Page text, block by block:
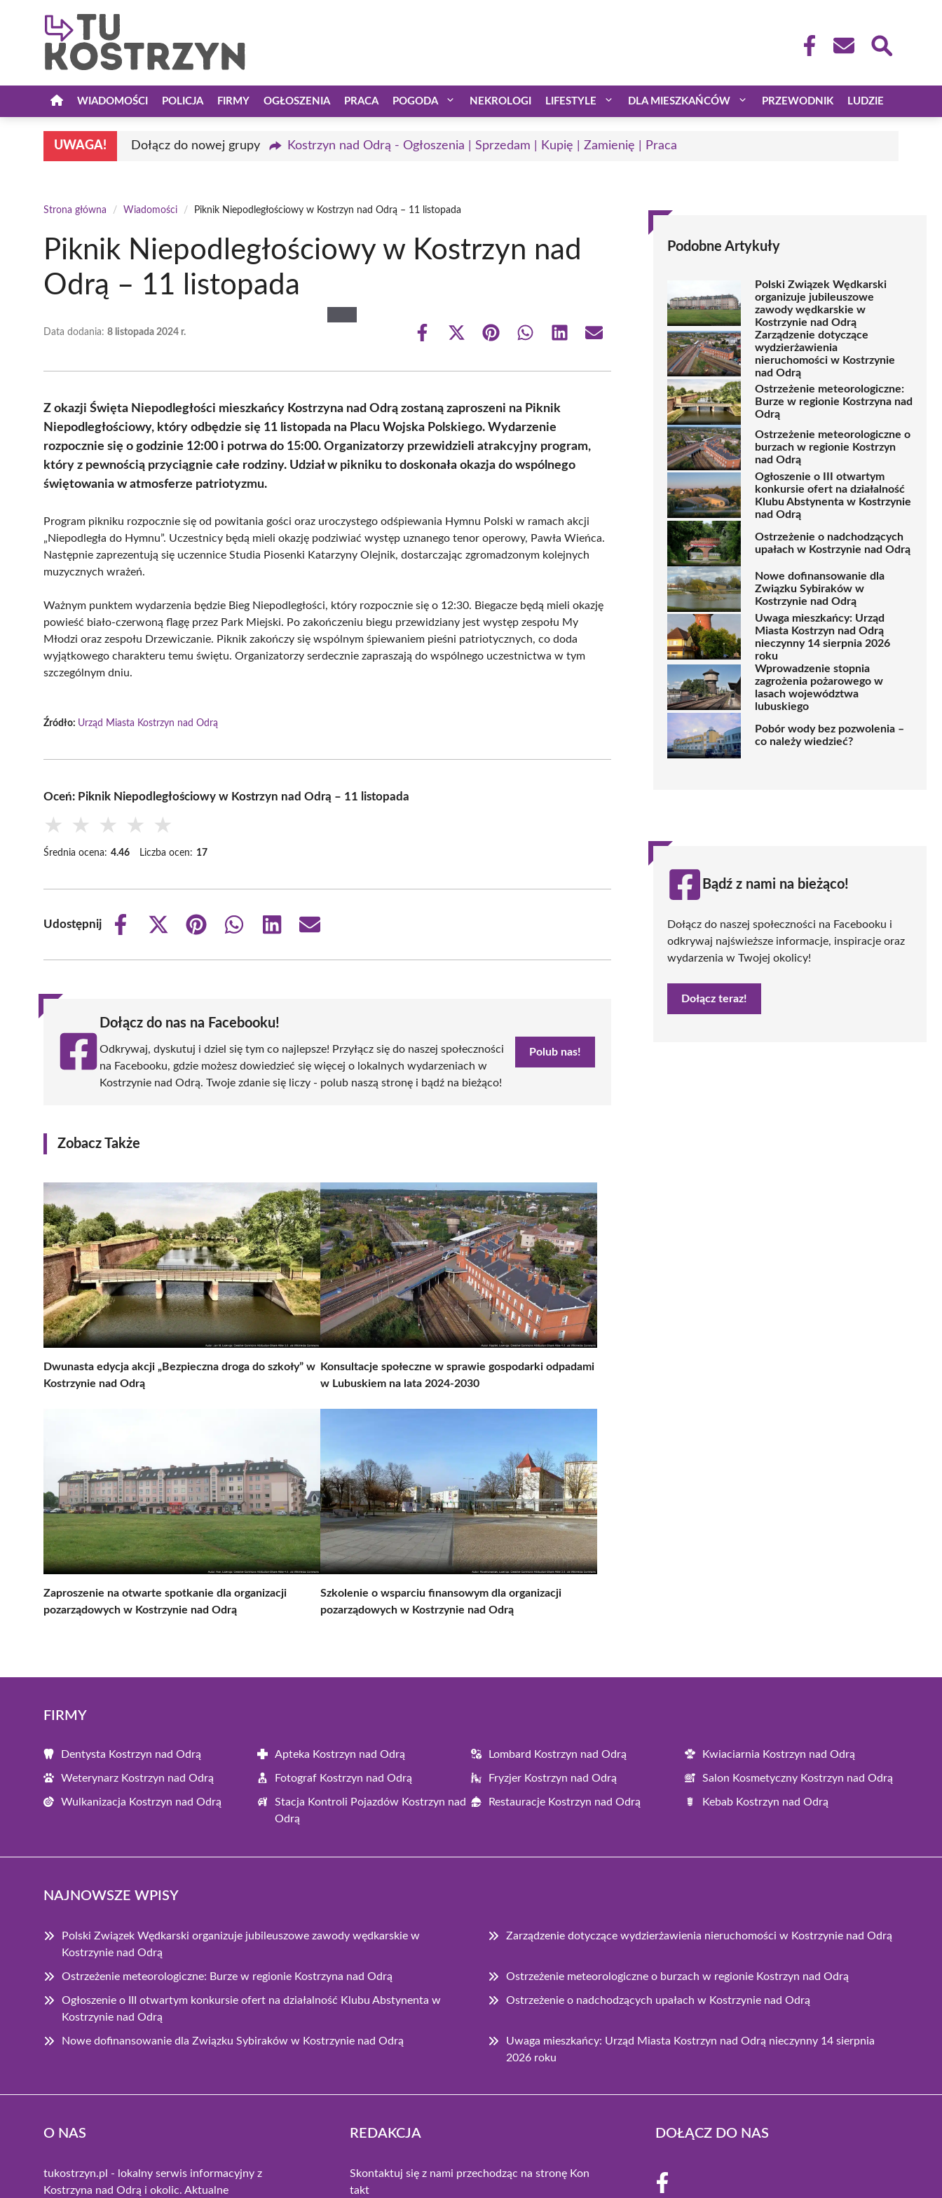
WIADOMOŚCI POLICJA FIRMY OGŁOSZENIA PRACA POGODA NEKROLOGI LIFESTYLE DLA MIESZKAŃCÓW PRZEWODNIK LUDZIE
UWAGA! Dołącz do nowej grupy Kostrzyn nad Odrą - Ogłoszenia | Sprzedam | Kupię | Zamienię | Praca
Strona główna / Wiadomości / Piknik Niepodległościowy w Kostrzyn nad Odrą – 11 listopada
Piknik Niepodległościowy w Kostrzyn nad
Odrą – 11 listopada
Data dodania: 8 listopada 2024 r.
Share
Share
(Twitter)
Share Share Share Share
Z okazji Święta Niepodległości mieszkańcy Kostrzyna nad Odrą zostaną zaproszeni na Piknik
Niepodległościowy, który odbędzie się 11 listopada na Placu Wojska Polskiego. Wydarzenie
rozpocznie się o godzinie 12:00 i potrwa do 15:00. Organizatorzy przewidzieli atrakcyjny program,
który z pewnością przyciągnie całe rodziny. Udział w pikniku to doskonała okazja do wspólnego
świętowania w atmosferze patriotyzmu.
Program pikniku rozpocznie się od powitania gości oraz uroczystego odśpiewania Hymnu Polski w ramach akcji
„Niepodległa do Hymnu”. Uczestnicy będą mieli okazję podziwiać występ uznanego tenor operowy, Pawła Wieńca.
Następnie zaprezentują się uczennice Studia Piosenki Katarzyny Olejnik, dostarczając zgromadzonym kolejnych
muzycznych wrażeń.
Ważnym punktem wydarzenia będzie Bieg Niepodległości, który rozpocznie się o 12:30. Biegacze będą mieli okazję
powieść biało-czerwoną flagę przez Park Miejski. Po zakończeniu biegu przewidziany jest występ zespołu My
Młodzi oraz zespołu Drzewiczanie. Piknik zakończy się wspólnym śpiewaniem pieśni patriotycznych, co doda
wyjątkowego charakteru temu świętu. Organizatorzy serdecznie zapraszają do wspólnego uczestnictwa w tym
szczególnym dniu.
Źródło: Urząd Miasta Kostrzyn nad Odrą
Oceń: Piknik Niepodległościowy w Kostrzyn nad Odrą – 11 listopada
★ ★ ★ ★ ★
Średnia ocena: 4.46 Liczba ocen: 17
Udostępnij
Share
Share
(Twitter)
Share
Share
Share
Share
Dołącz do nas na Facebooku!
Odkrywaj, dyskutuj i dziel się tym co najlepsze! Przyłącz się do naszej społeczności
na Facebooku, gdzie możesz dowiedzieć się więcej o lokalnych wydarzeniach w
Kostrzynie nad Odrą. Twoje zdanie się liczy - polub naszą stronę i bądź na bieżąco!
Polub nas!
Zobacz Także
Dwunasta edycja akcji „Bezpieczna droga do szkoły” w
Kostrzynie nad Odrą
Konsultacje społeczne w sprawie gospodarki odpadami
w Lubuskiem na lata 2024-2030
Zaproszenie na otwarte spotkanie dla organizacji
pozarządowych w Kostrzynie nad Odrą
Szkolenie o wsparciu finansowym dla organizacji
pozarządowych w Kostrzynie nad Odrą
Podobne Artykuły
Polski Związek Wędkarski
organizuje jubileuszowe
zawody wędkarskie w
Kostrzynie nad Odrą
Zarządzenie dotyczące
wydzierżawienia
nieruchomości w Kostrzynie
nad Odrą
Ostrzeżenie meteorologiczne:
Burze w regionie Kostrzyna nad
Odrą
Ostrzeżenie meteorologiczne o
burzach w regionie Kostrzyn
nad Odrą
Ogłoszenie o III otwartym
konkursie ofert na działalność
Klubu Abstynenta w Kostrzynie
nad Odrą
Ostrzeżenie o nadchodzących
upałach w Kostrzynie nad Odrą
Nowe dofinansowanie dla
Związku Sybiraków w
Kostrzynie nad Odrą
Uwaga mieszkańcy: Urząd
Miasta Kostrzyn nad Odrą
nieczynny 14 sierpnia 2026
roku
Wprowadzenie stopnia
zagrożenia pożarowego w
lasach województwa
lubuskiego
Pobór wody bez pozwolenia –
co należy wiedzieć?
Bądź z nami na bieżąco!
Dołącz do naszej społeczności na Facebooku i
odkrywaj najświeższe informacje, inspiracje oraz
wydarzenia w Twojej okolicy!
Dołącz teraz!
FIRMY
Dentysta Kostrzyn nad Odrą Apteka Kostrzyn nad Odrą Lombard Kostrzyn nad Odrą Kwiaciarnia Kostrzyn nad Odrą
Weterynarz Kostrzyn nad Odrą Fotograf Kostrzyn nad Odrą Fryzjer Kostrzyn nad Odrą Salon Kosmetyczny Kostrzyn nad Odrą
Wulkanizacja Kostrzyn nad Odrą
Stacja Kontroli Pojazdów Kostrzyn nad
Odrą
Restauracje Kostrzyn nad Odrą Kebab Kostrzyn nad Odrą
NAJNOWSZE WPISY
Polski Związek Wędkarski organizuje jubileuszowe zawody wędkarskie w
Kostrzynie nad Odrą
Zarządzenie dotyczące wydzierżawienia nieruchomości w Kostrzynie nad Odrą
Ostrzeżenie meteorologiczne: Burze w regionie Kostrzyna nad Odrą Ostrzeżenie meteorologiczne o burzach w regionie Kostrzyn nad Odrą
Ogłoszenie o III otwartym konkursie ofert na działalność Klubu Abstynenta w
Kostrzynie nad Odrą
Ostrzeżenie o nadchodzących upałach w Kostrzynie nad Odrą
Nowe dofinansowanie dla Związku Sybiraków w Kostrzynie nad Odrą
Uwaga mieszkańcy: Urząd Miasta Kostrzyn nad Odrą nieczynny 14 sierpnia
2026 roku
O NAS
tukostrzyn.pl - lokalny serwis informacyjny z
Kostrzyna nad Odrą i okolic. Aktualne
REDAKCJA
Skontaktuj się z nami przechodząc na stronę Kon
takt
DOŁĄCZ DO NAS